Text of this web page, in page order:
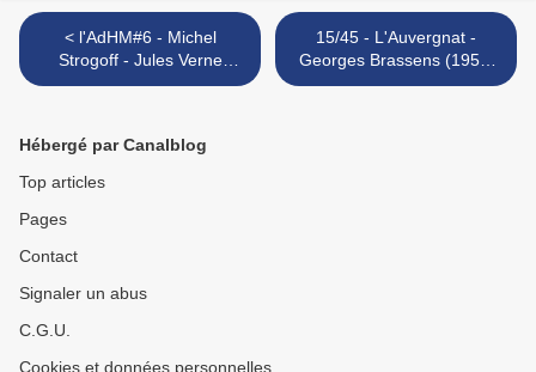
< l'AdHM#6 - Michel
Strogoff - Jules Verne
(1876)
15/45 - L'Auvergnat -
Georges Brassens (1954,
1964), Manu Dibango
Hébergé par Canalblog
Top articles
Pages
Contact
Signaler un abus
C.G.U.
Cookies et données personnelles